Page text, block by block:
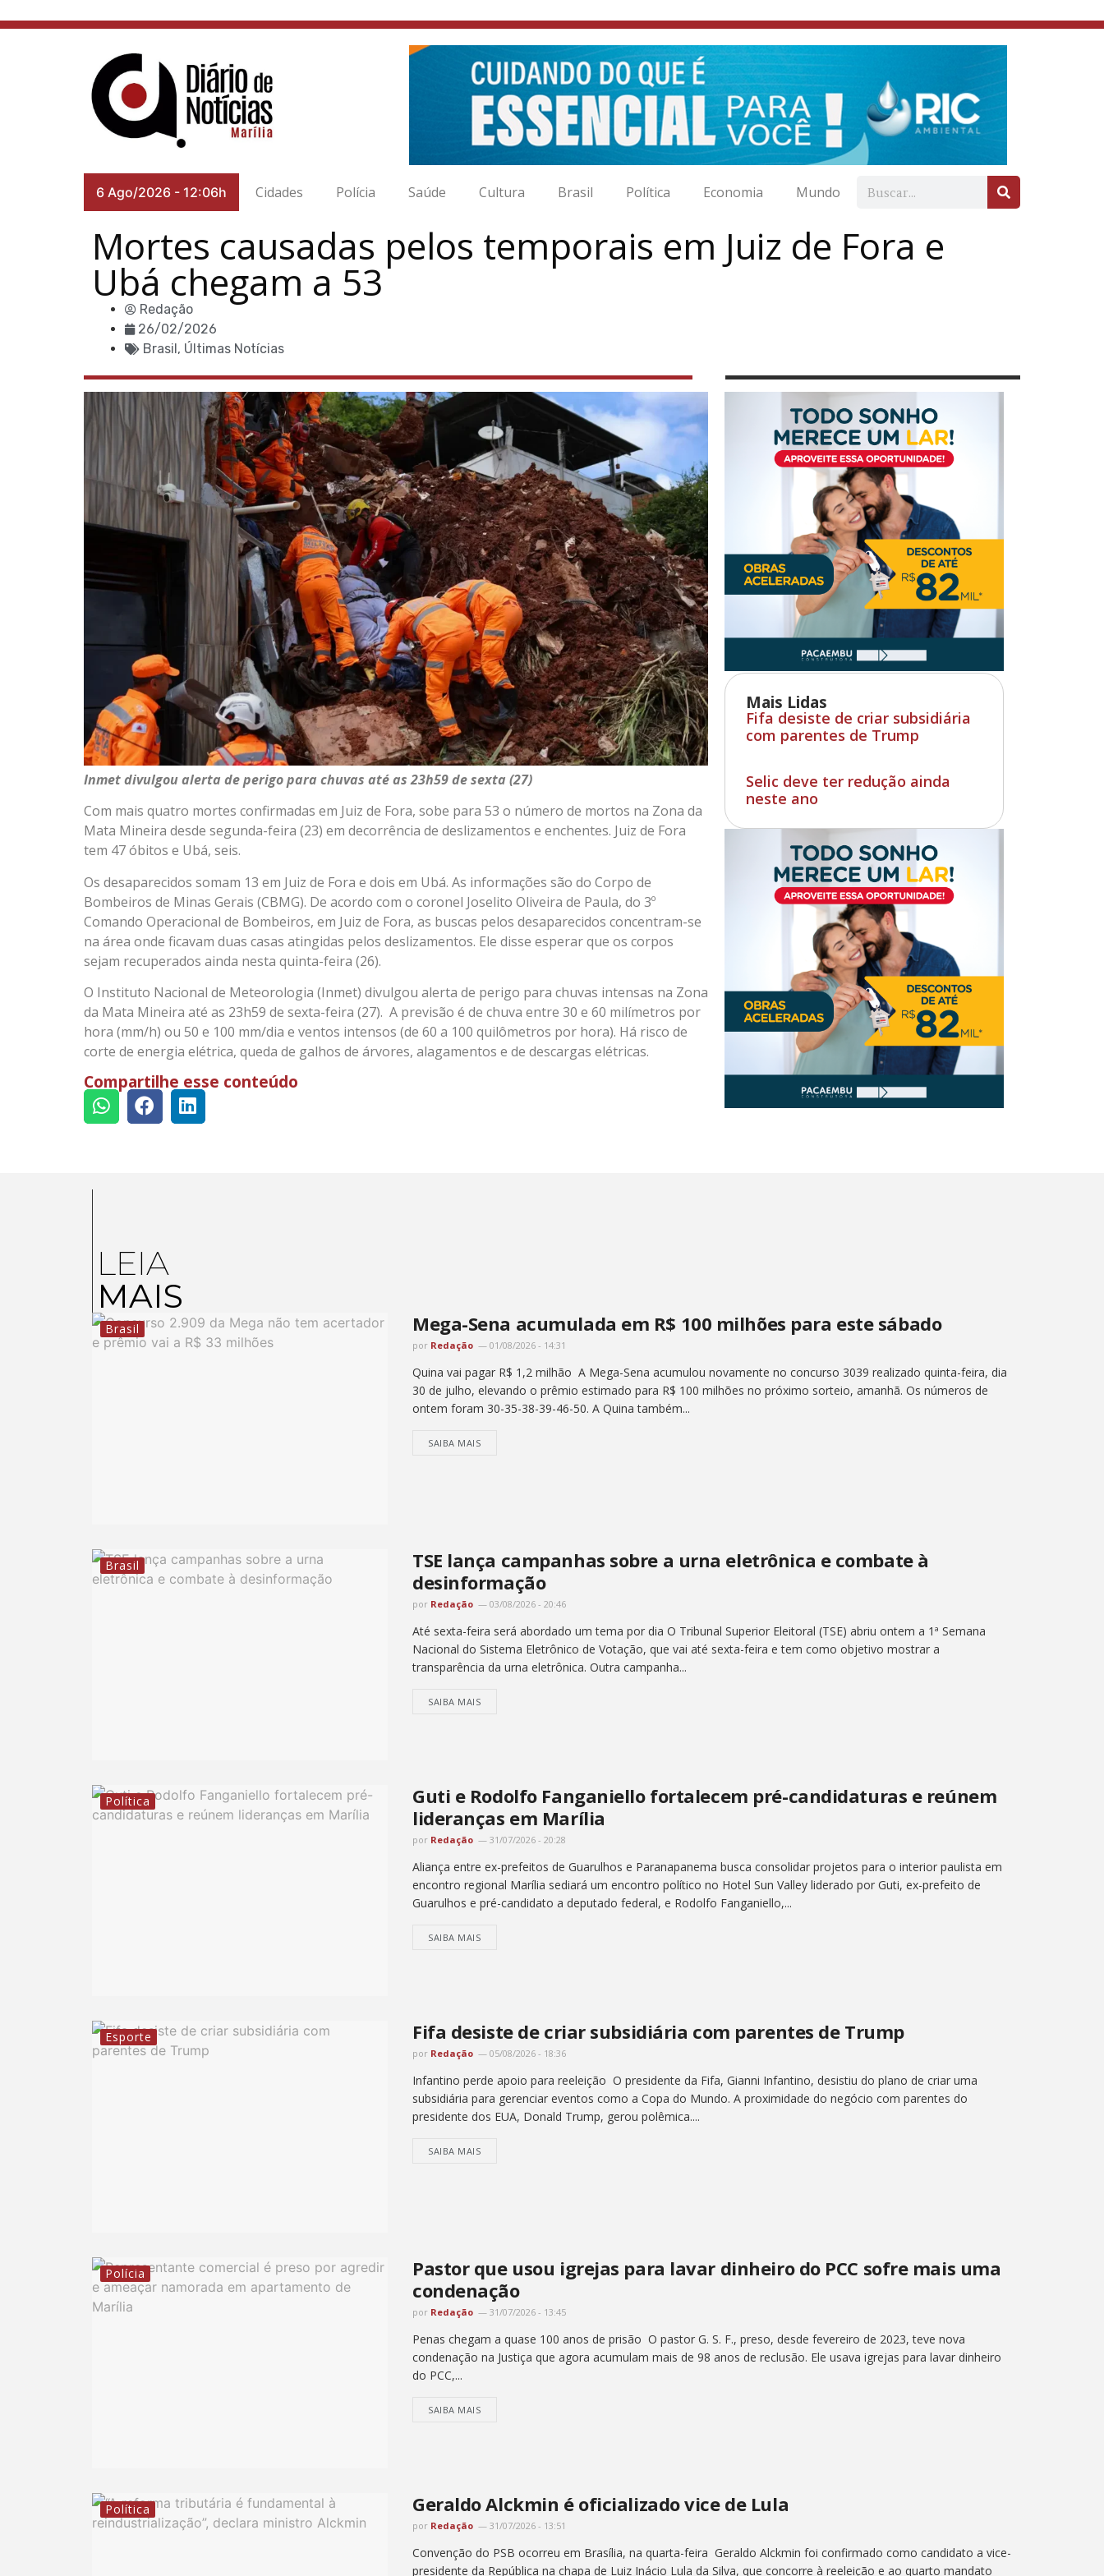
6 Ago/2026 - 12:06h Cidades Polícia Saúde Cultura Brasil Política Economia Mundo
Mortes causadas pelos temporais em Juiz de Fora e
Ubá chegam a 53
Redação
26/02/2026
Brasil, Últimas Notícias
Mais Lidas
Fifa desiste de criar subsidiária
com parentes de Trump
Selic deve ter redução ainda
neste ano
Inmet divulgou alerta de perigo para chuvas até as 23h59 de sexta (27)
Com mais quatro mortes confirmadas em Juiz de Fora, sobe para 53 o número de mortos na Zona da
Mata Mineira desde segunda-feira (23) em decorrência de deslizamentos e enchentes. Juiz de Fora
tem 47 óbitos e Ubá, seis.
Os desaparecidos somam 13 em Juiz de Fora e dois em Ubá. As informações são do Corpo de
Bombeiros de Minas Gerais (CBMG). De acordo com o coronel Joselito Oliveira de Paula, do 3º
Comando Operacional de Bombeiros, em Juiz de Fora, as buscas pelos desaparecidos concentram-se
na área onde ficavam duas casas atingidas pelos deslizamentos. Ele disse esperar que os corpos
sejam recuperados ainda nesta quinta-feira (26).
O Instituto Nacional de Meteorologia (Inmet) divulgou alerta de perigo para chuvas intensas na Zona
da Mata Mineira até as 23h59 de sexta-feira (27). A previsão é de chuva entre 30 e 60 milímetros por
hora (mm/h) ou 50 e 100 mm/dia e ventos intensos (de 60 a 100 quilômetros por hora). Há risco de
corte de energia elétrica, queda de galhos de árvores, alagamentos e de descargas elétricas.
Compartilhe esse conteúdo
LEIA
MAIS
Brasil Mega-Sena acumulada em R$ 100 milhões para este sábado
por Redação 01/08/2026 - 14:31
Quina vai pagar R$ 1,2 milhão A Mega-Sena acumulou novamente no concurso 3039 realizado quinta-feira, dia
30 de julho, elevando o prêmio estimado para R$ 100 milhões no próximo sorteio, amanhã. Os números de
ontem foram 30-35-38-39-46-50. A Quina também...
SAIBA MAIS
Brasil
TSE lança campanhas sobre a urna eletrônica e combate à
desinformação
por Redação 03/08/2026 - 20:46
Até sexta-feira será abordado um tema por dia O Tribunal Superior Eleitoral (TSE) abriu ontem a 1ª Semana
Nacional do Sistema Eletrônico de Votação, que vai até sexta-feira e tem como objetivo mostrar a
transparência da urna eletrônica. Outra campanha...
SAIBA MAIS
Política
Guti e Rodolfo Fanganiello fortalecem pré-candidaturas e reúnem
lideranças em Marília
por Redação 31/07/2026 - 20:28
Aliança entre ex-prefeitos de Guarulhos e Paranapanema busca consolidar projetos para o interior paulista em
encontro regional Marília sediará um encontro político no Hotel Sun Valley liderado por Guti, ex-prefeito de
Guarulhos e pré-candidato a deputado federal, e Rodolfo Fanganiello,...
SAIBA MAIS
Esporte Fifa desiste de criar subsidiária com parentes de Trump
por Redação 05/08/2026 - 18:36
Infantino perde apoio para reeleição O presidente da Fifa, Gianni Infantino, desistiu do plano de criar uma
subsidiária para gerenciar eventos como a Copa do Mundo. A proximidade do negócio com parentes do
presidente dos EUA, Donald Trump, gerou polêmica....
SAIBA MAIS
Polícia
Pastor que usou igrejas para lavar dinheiro do PCC sofre mais uma
condenação
por Redação 31/07/2026 - 13:45
Penas chegam a quase 100 anos de prisão O pastor G. S. F., preso, desde fevereiro de 2023, teve nova
condenação na Justiça que agora acumulam mais de 98 anos de reclusão. Ele usava igrejas para lavar dinheiro
do PCC,...
SAIBA MAIS
Política Geraldo Alckmin é oficializado vice de Lula
por Redação 31/07/2026 - 13:51
Convenção do PSB ocorreu em Brasília, na quarta-feira Geraldo Alckmin foi confirmado como candidato a vice-
presidente da República na chapa de Luiz Inácio Lula da Silva, que concorre à reeleição e ao quarto mandato